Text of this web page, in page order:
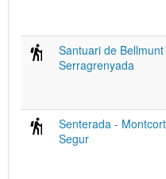
Santuari de
Serragrenyada
Senterada -
Segur